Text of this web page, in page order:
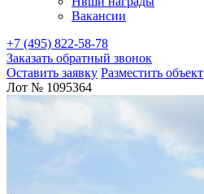
Вакансии
+7 (495) 822-58-78
Заказать обратный звонок
Оставить заявку Разместить объект
Лот № 1095364